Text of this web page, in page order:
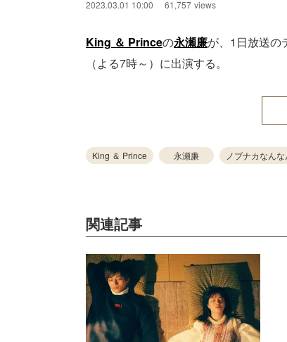
2023.03.01 10:00 61,757 views
King ＆ Princeの永瀬廉が、1日放送の
（よる7時～）に出演する。
King ＆ Prince 永瀬廉 ノブナカなんな
関連記事